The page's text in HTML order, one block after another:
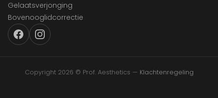
Gelaatsverjonging
Bovenooglidcorrectie
Copyright 2026 © Prof. Aesthetics — Klachtenregeling